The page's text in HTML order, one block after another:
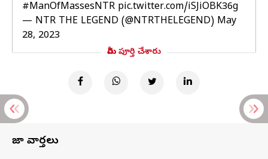
#ManOfMassesNTR pic.twitter.com/iSJiOBK36g
— NTR THE LEGEND (@NTRTHELEGEND) May
28, 2023
మీరు పూర్తి చేశారు
తాజా వార్తలు